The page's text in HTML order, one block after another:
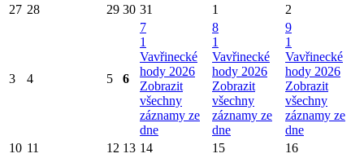
27 28 29 30 31 1 2
3 4 5 6
7
1
Vavřinecké
hody 2026
Zobrazit
všechny
záznamy ze
dne
8
1
Vavřinecké
hody 2026
Zobrazit
všechny
záznamy ze
dne
9
1
Vavřinecké
hody 2026
Zobrazit
všechny
záznamy ze
dne
10 11 12 13 14 15 16